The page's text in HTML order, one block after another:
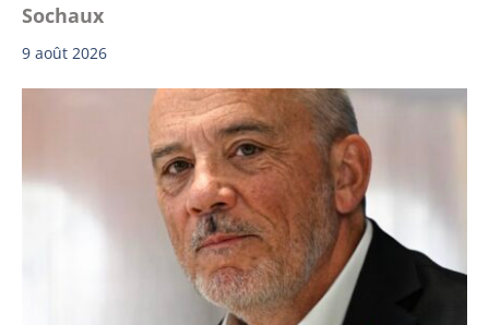
Sochaux
9 août 2026